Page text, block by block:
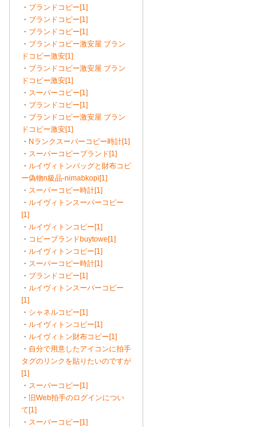
・ ブランドコピー[1]
・ ブランドコピー[1]
・ ブランドコピー[1]
・ ブランドコピー激安屋 ブラン
ドコピー激安[1]
・ ブランドコピー激安屋 ブラン
ドコピー激安[1]
・ スーパーコピー[1]
・ ブランドコピー[1]
・ ブランドコピー激安屋 ブラン
ドコピー激安[1]
・ Nランクスーパーコピー時計[1]
・ スーパーコピーブランド[1]
・ ルイヴィトンバッグと財布コピ
ー偽物n級品-nimabkopi[1]
・ スーパーコピー時計[1]
・ ルイヴィトンスーパーコピー
[1]
・ ルイヴィトンコピー[1]
・ コピーブランドbuytowe[1]
・ ルイヴィトンコピー[1]
・ スーパーコピー時計[1]
・ ブランドコピー[1]
・ ルイヴィトンスーパーコピー
[1]
・ シャネルコピー[1]
・ ルイヴィトンコピー[1]
・ ルイヴィトン財布コピー[1]
・ 自分で用意したアイコンに拍手
タグのリンクを貼りたいのですが
[1]
・ スーパーコピー[1]
・
旧Web拍手のログインについ
て[1]
・ スーパーコピー[1]